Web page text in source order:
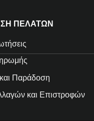
ΠΕΛΑΤΩΝ
Παράδοση
και Επιστροφών